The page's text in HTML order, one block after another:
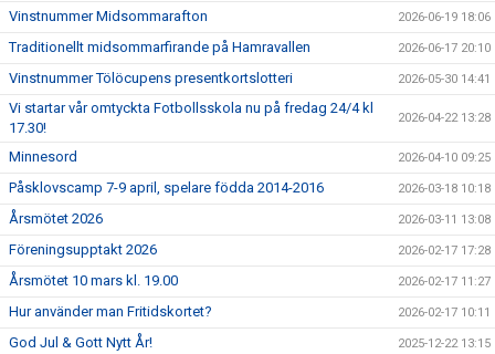
ÖVRIGT
DOKUMENT
TÖLÖ IF MERCHANDISE SHOP
Vinstnummer Midsommarafton 2026-06-19 18:06
Traditionellt midsommarfirande på Hamravallen 2026-06-17 20:10
Vinstnummer Tölöcupens presentkortslotteri 2026-05-30 14:41
Vi startar vår omtyckta Fotbollsskola nu på fredag 24/4 kl
17.30!
2026-04-22 13:28
Minnesord 2026-04-10 09:25
Påsklovscamp 7-9 april, spelare födda 2014-2016 2026-03-18 10:18
Årsmötet 2026 2026-03-11 13:08
Föreningsupptakt 2026 2026-02-17 17:28
Årsmötet 10 mars kl. 19.00 2026-02-17 11:27
Hur använder man Fritidskortet? 2026-02-17 10:11
God Jul & Gott Nytt År! 2025-12-22 13:15